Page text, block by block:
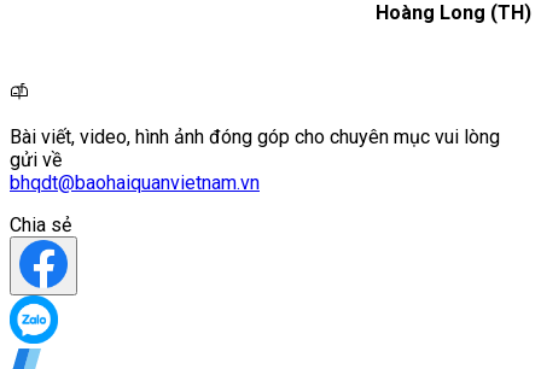
Hoàng Long (TH)
Bài viết, video, hình ảnh đóng góp cho chuyên mục vui lòng
gửi về
bhqdt@baohaiquanvietnam.vn
Chia sẻ